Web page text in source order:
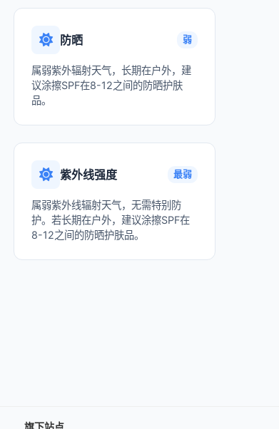
防晒 弱
属弱紫外辐射天气，长期在户外，建
议涂擦SPF在8-12之间的防晒护肤
品。
紫外线强度 最弱
属弱紫外线辐射天气，无需特别防
护。若长期在户外，建议涂擦SPF在
8-12之间的防晒护肤品。
旗下站点